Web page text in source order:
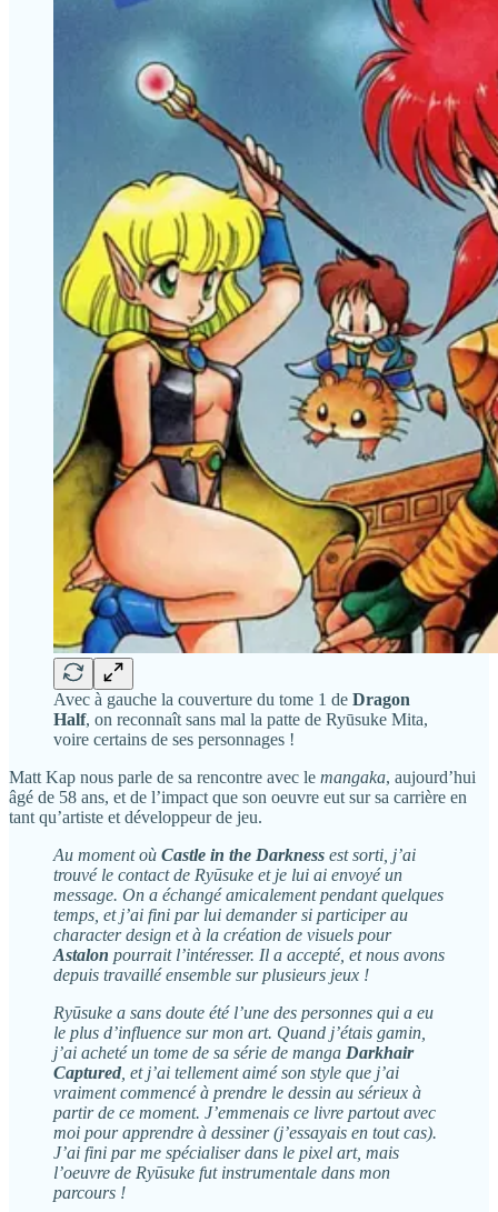
Avec à gauche la couverture du tome 1 de Dragon
Half, on reconnaît sans mal la patte de Ryūsuke Mita,
voire certains de ses personnages !
Matt Kap nous parle de sa rencontre avec le mangaka, aujourd’hui
âgé de 58 ans, et de l’impact que son oeuvre eut sur sa carrière en
tant qu’artiste et développeur de jeu.
Au moment où Castle in the Darkness est sorti, j’ai
trouvé le contact de Ryūsuke et je lui ai envoyé un
message. On a échangé amicalement pendant quelques
temps, et j’ai fini par lui demander si participer au
character design et à la création de visuels pour
Astalon pourrait l’intéresser. Il a accepté, et nous avons
depuis travaillé ensemble sur plusieurs jeux !
Ryūsuke a sans doute été l’une des personnes qui a eu
le plus d’influence sur mon art. Quand j’étais gamin,
j’ai acheté un tome de sa série de manga Darkhair
Captured , et j’ai tellement aimé son style que j’ai
vraiment commencé à prendre le dessin au sérieux à
partir de ce moment. J’emmenais ce livre partout avec
moi pour apprendre à dessiner (j’essayais en tout cas).
J’ai fini par me spécialiser dans le pixel art, mais
l’oeuvre de Ryūsuke fut instrumentale dans mon
parcours !